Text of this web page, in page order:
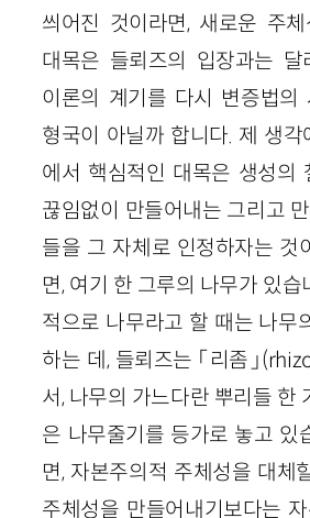
씌어진 것이라면, 새로운 주
대목은 들뢰즈의 입장과는 달
이론의 계기를 다시 변증법의
형국이 아닐까 합니다. 제 생
에서 핵심적인 대목은 생성의
끊임없이 만들어내는 그리고
들을 그 자체로 인정하자는 것
면, 여기 한 그루의 나무가 있습
적으로 나무라고 할 때는 나무
하는 데, 들뢰즈는 「리좀」
서, 나무의 가느다란 뿌리들 한
은 나무줄기를 등가로 놓고 있
면, 자본주의적 주체성을 대체
주체성을 만들어내기보다는